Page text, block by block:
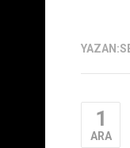
YAZAN:
1
ARA